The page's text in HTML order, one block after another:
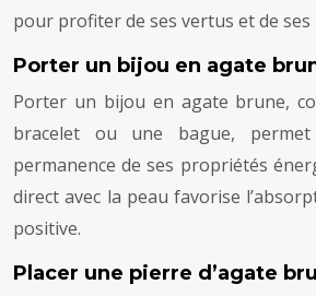
pour profiter de ses vertus et de ses
Porter un bijou en agate
Porter un bijou en agate brune,
bracelet ou une bague,
permanence de ses propriétés
direct avec la peau favorise
positive.
Placer une pierre d’agate